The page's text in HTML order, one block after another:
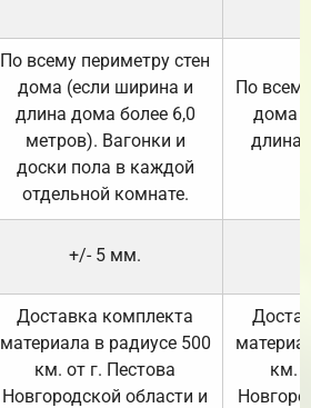
По всему периметру стен
дома (если ширина и
длина дома более 6,0
метров). Вагонки и
доски пола в каждой
отдельной комнате.
По
дома
длина
+/- 5 мм.
Доставка комплекта
материала в радиусе 500
км. от г. Пестова
Новгородской области и
км.